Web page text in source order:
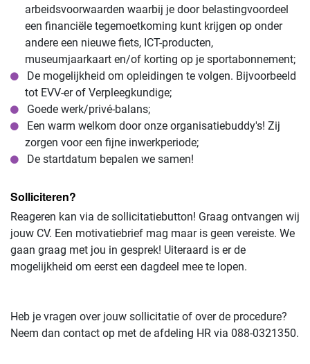
arbeidsvoorwaarden waarbij je door belastingvoordeel
een financiële tegemoetkoming kunt krijgen op onder
andere een nieuwe fiets, ICT-producten,
museumjaarkaart en/of korting op je sportabonnement;
De mogelijkheid om opleidingen te volgen. Bijvoorbeeld
tot EVV-er of Verpleegkundige;
Goede werk/privé-balans;
Een warm welkom door onze organisatiebuddy's! Zij
zorgen voor een fijne inwerkperiode;
De startdatum bepalen we samen!
Solliciteren?
Reageren kan via de sollicitatiebutton! Graag ontvangen wij
jouw CV. Een motivatiebrief mag maar is geen vereiste. We
gaan graag met jou in gesprek! Uiteraard is er de
mogelijkheid om eerst een dagdeel mee te lopen.
Heb je vragen over jouw sollicitatie of over de procedure?
Neem dan contact op met de afdeling HR via 088-0321350.